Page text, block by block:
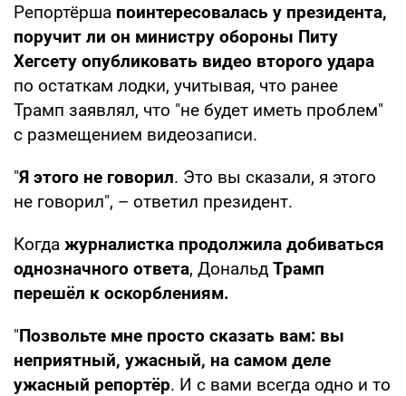
Репортёрша поинтересовалась у президента,
поручит ли он министру обороны Питу
Хегсету опубликовать видео второго удара
по остаткам лодки, учитывая, что ранее
Трамп заявлял, что "не будет иметь проблем"
с размещением видеозаписи.
"Я этого не говорил. Это вы сказали, я этого
не говорил", – ответил президент.
Когда журналистка продолжила добиваться
однозначного ответа, Дональд Трамп
перешёл к оскорблениям.
"Позвольте мне просто сказать вам: вы
неприятный, ужасный, на самом деле
ужасный репортёр. И с вами всегда одно и то